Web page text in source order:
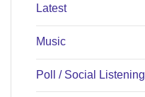
Latest
Music
Poll / Social Listening